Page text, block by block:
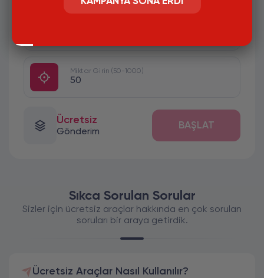
Miktar Girin (50-1000)
Ücretsiz
Gönderim
BAŞLAT
Sıkca Sorulan Sorular
Sizler için ücretsiz araçlar hakkında en çok sorulan
soruları bir araya getirdik.
Ücretsiz Araçlar Nasıl Kullanılır?